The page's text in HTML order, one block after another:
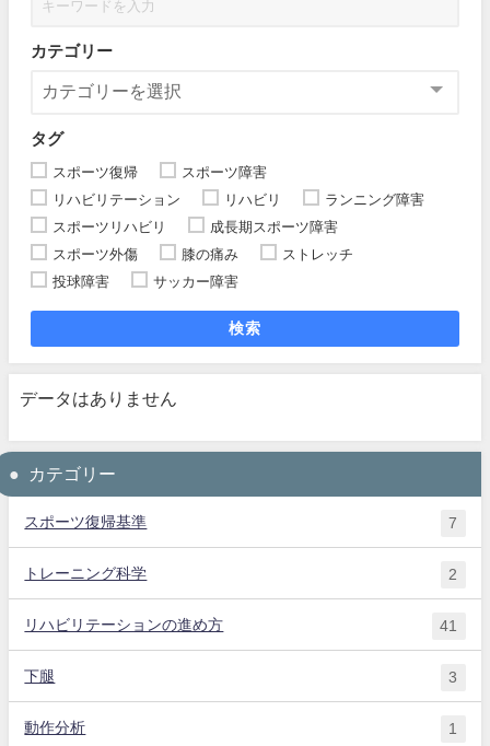
カテゴリー
タグ
スポーツ復帰
スポーツ障害
リハビリテーション
リハビリ
ランニング障害
スポーツリハビリ
成長期スポーツ障害
スポーツ外傷
膝の痛み
ストレッチ
投球障害
サッカー障害
検索
データはありません
カテゴリー
スポーツ復帰基準 7
トレーニング科学 2
リハビリテーションの進め方 41
下腿 3
動作分析 1